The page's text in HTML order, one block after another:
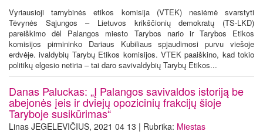
Vyriausioji tarnybinės etikos komisija (VTEK) nesiėmė svarstyti
Tėvynės Sąjungos – Lietuvos krikščionių demokratų (TS-LKD)
pareiškimo dėl Palangos miesto Tarybos nario ir Tarybos Etikos
komisijos pirmininko Dariaus Kubiliaus spjaudimosi purvu viešoje
erdvėje. ivaldybių Tarybų Etikos komisijos. VTEK paaiškino, kad tokio
politikų elgesio netiria – tai daro savivaldybių Tarybų Etikos...
Danas Paluckas: „Į Palangos savivaldos istoriją be
abejonės įeis ir dviejų opozicinių frakcijų šioje
Taryboje susikūrimas“
Linas JEGELEVIČIUS, 2021 04 13 | Rubrika: Miestas